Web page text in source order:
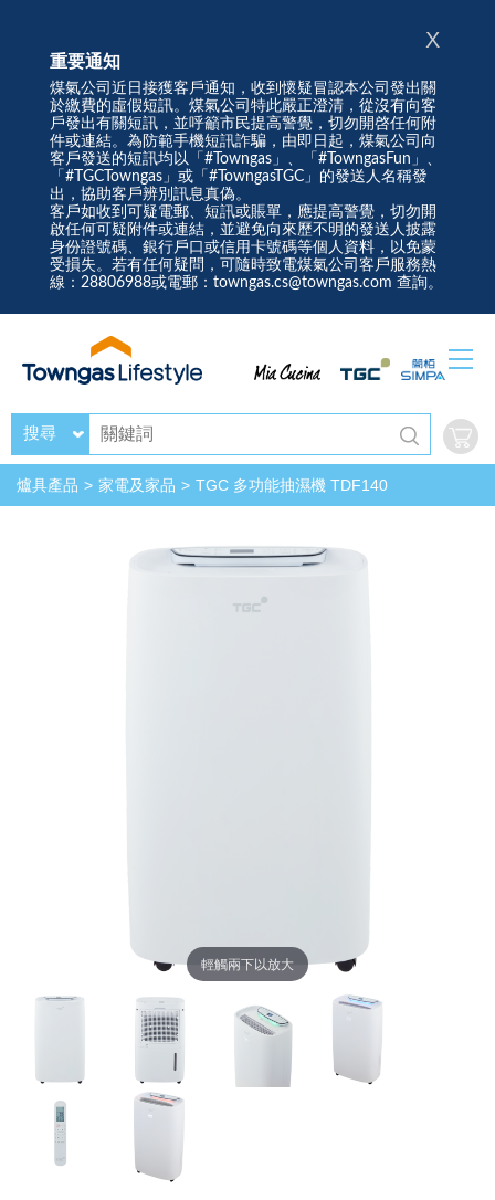
重要通知
煤氣公司近日接獲客戶通知，收到懷疑冒認本公司發出關
於繳費的虛假短訊。煤氣公司特此嚴正澄清，從沒有向客
戶發出有關短訊，並呼籲市民提高警覺，切勿開啓任何附
件或連結。為防範手機短訊詐騙，由即日起，煤氣公司向
客戶發送的短訊均以「#Towngas」、「#TowngasFun」、
「#TGCTowngas」或「#TowngasTGC」的發送人名稱發
出，協助客戶辨別訊息真偽。
客戶如收到可疑電郵、短訊或賬單，應提高警覺，切勿開
啟任何可疑附件或連結，並避免向來歷不明的發送人披露
身份證號碼、銀行戶口或信用卡號碼等個人資料，以免蒙
受損失。若有任何疑問，可隨時致電煤氣公司客戶服務熱
線：28806988或電郵：towngas.cs@towngas.com 查詢。
X
搜尋
爐具產品 家電及家品 TGC 多功能抽濕機 TDF140
輕觸兩下以放大